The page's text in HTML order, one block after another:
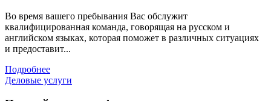
Во время вашего пребывания Вас обслужит
квалифицированная команда, говорящая на русском и
английском языках, которая поможет в различных ситуациях
и предоставит...
Подробнее
Деловые услуги